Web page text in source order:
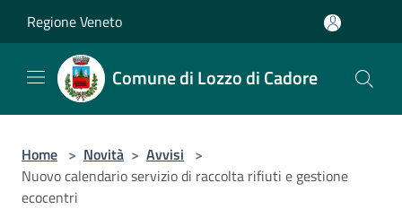
Regione Veneto
Comune di Lozzo di Cadore
Home > Novità > Avvisi >
Nuovo calendario servizio di raccolta rifiuti e gestione
ecocentri